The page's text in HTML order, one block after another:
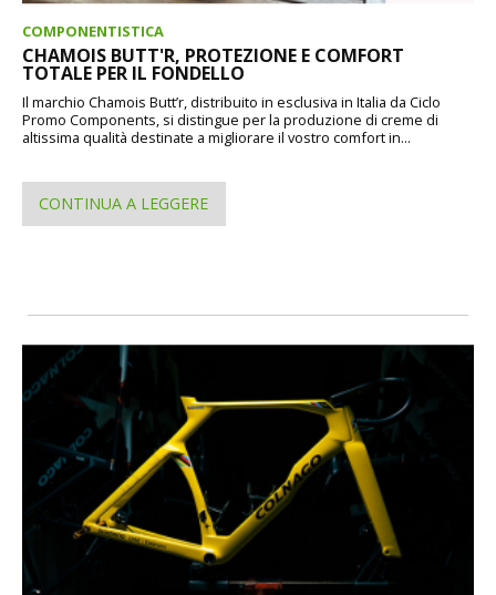
COMPONENTISTICA
CHAMOIS BUTT'R, PROTEZIONE E COMFORT
TOTALE PER IL FONDELLO
Il marchio Chamois Butt’r, distribuito in esclusiva in Italia da Ciclo
Promo Components, si distingue per la produzione di creme di
altissima qualità destinate a migliorare il vostro comfort in...
CONTINUA A LEGGERE